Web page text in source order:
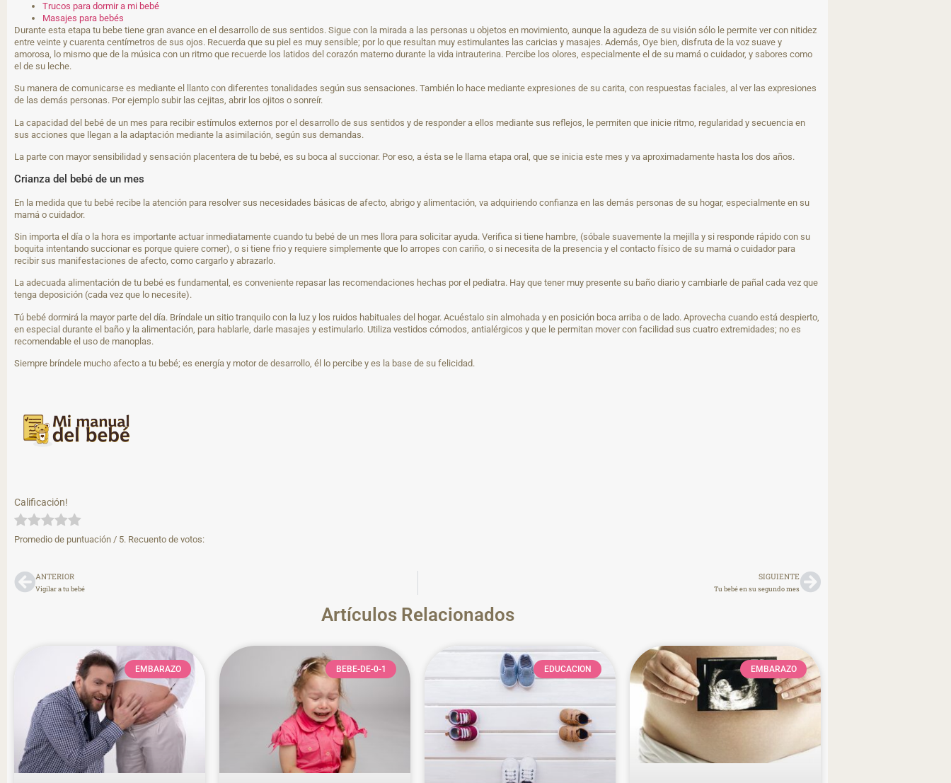
Trucos para dormir a mi bebé
Masajes para bebés
Durante esta etapa tu bebe tiene gran avance en el desarrollo de sus sentidos. Sigue con la mirada a las personas u objetos en movimiento, aunque la agudeza de su visión sólo le permite ver con nitidez
entre veinte y cuarenta centímetros de sus ojos. Recuerda que su piel es muy sensible; por lo que resultan muy estimulantes las caricias y masajes. Además, Oye bien, disfruta de la voz suave y
amorosa, lo mismo que de la música con un ritmo que recuerde los latidos del corazón materno durante la vida intrauterina. Percibe los olores, especialmente el de su mamá o cuidador, y sabores como
el de su leche.
Su manera de comunicarse es mediante el llanto con diferentes tonalidades según sus sensaciones. También lo hace mediante expresiones de su carita, con respuestas faciales, al ver las expresiones
de las demás personas. Por ejemplo subir las cejitas, abrir los ojitos o sonreír.
La capacidad del bebé de un mes para recibir estímulos externos por el desarrollo de sus sentidos y de responder a ellos mediante sus reflejos, le permiten que inicie ritmo, regularidad y secuencia en
sus acciones que llegan a la adaptación mediante la asimilación, según sus demandas.
La parte con mayor sensibilidad y sensación placentera de tu bebé, es su boca al succionar. Por eso, a ésta se le llama etapa oral, que se inicia este mes y va aproximadamente hasta los dos años.
Crianza del bebé de un mes
En la medida que tu bebé recibe la atención para resolver sus necesidades básicas de afecto, abrigo y alimentación, va adquiriendo confianza en las demás personas de su hogar, especialmente en su
mamá o cuidador.
Sin importa el día o la hora es importante actuar inmediatamente cuando tu bebé de un mes llora para solicitar ayuda. Verifica si tiene hambre, (sóbale suavemente la mejilla y si responde rápido con su
boquita intentando succionar es porque quiere comer), o si tiene frio y requiere simplemente que lo arropes con cariño, o si necesita de la presencia y el contacto físico de su mamá o cuidador para
recibir sus manifestaciones de afecto, como cargarlo y abrazarlo.
La adecuada alimentación de tu bebé es fundamental, es conveniente repasar las recomendaciones hechas por el pediatra. Hay que tener muy presente su baño diario y cambiarle de pañal cada vez que
tenga deposición (cada vez que lo necesite).
Tú bebé dormirá la mayor parte del día. Bríndale un sitio tranquilo con la luz y los ruidos habituales del hogar. Acuéstalo sin almohada y en posición boca arriba o de lado. Aprovecha cuando está despierto,
en especial durante el baño y la alimentación, para hablarle, darle masajes y estimularlo. Utiliza vestidos cómodos, antialérgicos y que le permitan mover con facilidad sus cuatro extremidades; no es
recomendable el uso de manoplas.
Siempre bríndele mucho afecto a tu bebé; es energía y motor de desarrollo, él lo percibe y es la base de su felicidad.
Calificación!
Promedio de puntuación / 5. Recuento de votos:
ANTERIOR
Vigilar a tu bebé
SIGUIENTE
Tu bebé en su segundo mes
Artículos Relacionados
EMBARAZO BEBE-DE-0-1 EDUCACION EMBARAZO